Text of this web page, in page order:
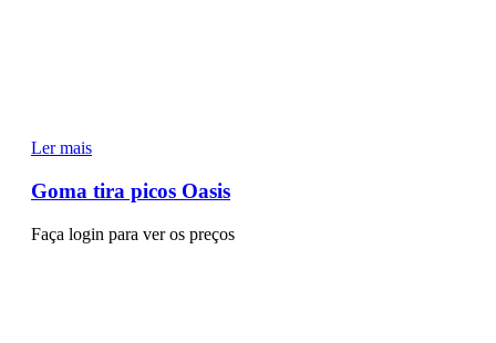
Ler mais
Goma tira picos Oasis
Faça login para ver os preços